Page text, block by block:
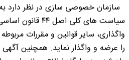
سازمان خصوصی سازی در نظر دارد به
سیاست های کلی
واگذاری، سایر قوانین و مقررات
را عرضه و واگذار نماید. همچنین